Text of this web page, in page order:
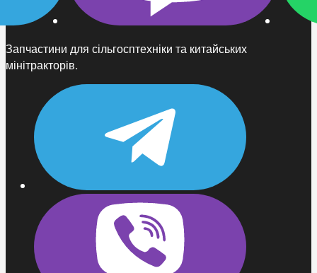
Запчастини для сільгосптехніки та китайських
мінітракторів.